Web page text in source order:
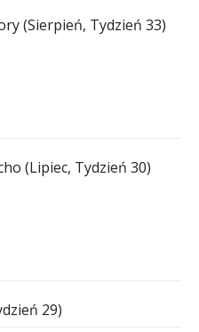
(Sierpień, Tydzień 33)
(Lipiec, Tydzień 30)
29)